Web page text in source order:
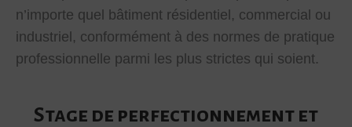
n’importe quel bâtiment résidentiel, commercial ou
industriel, conformément à des normes de pratique
professionnelle parmi les plus strictes qui soient.
Stage de perfectionnement et